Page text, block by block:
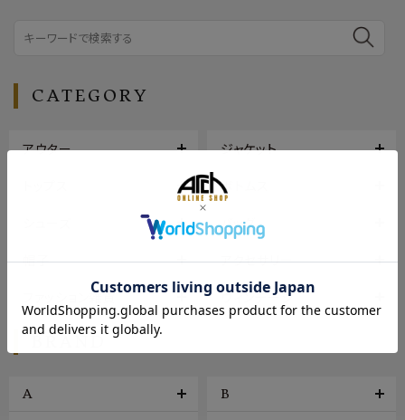
CATEGORY
アウター ジャケット
ボトムス
バッグ
帽子 アクセサリー
ファッション雑貨 ヴィンテージ
A B